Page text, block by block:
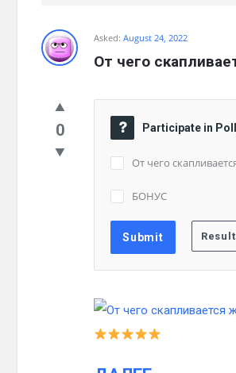
Asked: August 24, 2022
От чего
0 Participate in
От чего
БОНУС